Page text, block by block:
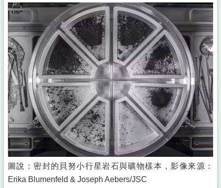
圖說：密封的貝努小行星岩石與礦物樣本，影像來源：
Erika Blumenfeld & Joseph Aebers/JSC